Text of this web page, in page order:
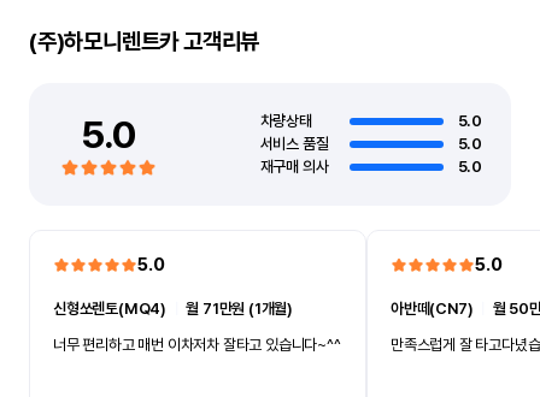
(주)하모니렌트카고객리뷰
5.0 차량상태
5.0
서비스 품질
5.0
재구매 의사
5.0
5.0
신형쏘렌토(MQ4) ㅣ월 71만원 (1개월)
너무 편리하고 매번 이차저차 잘타고 있습니다~^^
5.0
아반떼(CN7)
월 50
만족스럽게 잘 타고다녔